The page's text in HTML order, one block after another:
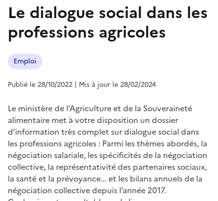
Le dialogue social dans les
professions agricoles
Emploi
Publié le 28/10/2022 | Mis à jour le 28/02/2024
Le ministère de l’Agriculture et de la Souveraineté
alimentaire met à votre disposition un dossier
d’information très complet sur dialogue social dans
les professions agricoles : Parmi les thèmes abordés, la
négociation salariale, les spécificités de la négociation
collective, la représentativité des partenaires sociaux,
la santé et la prévoyance... et les bilans annuels de la
négociation collective depuis l’année 2017.